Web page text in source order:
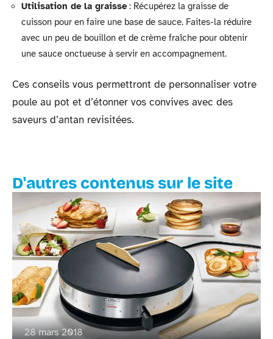
Utilisation de la graisse: Récupérez la graisse de
cuisson pour en faire une base de sauce. Faites-la réduire
avec un peu de bouillon et de crème fraîche pour obtenir
une sauce onctueuse à servir en accompagnement.
Ces conseils vous permettront de personnaliser votre
poule au pot et d’étonner vos convives avec des
saveurs d’antan revisitées.
D'autres contenus sur le site
28 mars 2018